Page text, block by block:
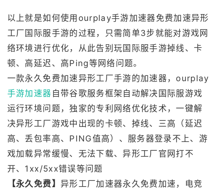
以上就是如何使用ourplay手游加速器免费加速异形
工厂国际服手游的过程，只需简单3步就能对游戏网
络环境进行优化，从此告别玩国际服手游掉线、卡
顿、高延迟、高Ping等网络问题。
一款永久免费加速异形工厂手游的加速器，ourplay
手游加速器 自带谷歌服务框架自动解决国际服游戏
运行环境问题，独家的专利网络优化技术，一键解
决异形工厂游戏中出现的卡顿、掉线、三高（延迟
高、丢包率高、PING值高）、服务器登录不上、游
戏加载异常缓慢、无法下载、异形工厂官网打不
开、1xx/5xx错误等问题
【永久免费】 异形工厂加速器永久免费加速，电竞